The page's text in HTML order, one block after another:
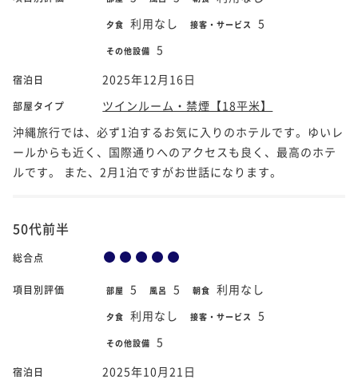
夕食 利用なし 接客・サービス 5
その他設備 5
宿泊日 2025年12月16日
部屋タイプ
ツインルーム・禁煙【18平米】
沖縄旅行では、必ず1泊するお気に入りのホテルです。ゆいレ
ールからも近く、国際通りへのアクセスも良く、最高のホテ
ルです。 また、2月1泊ですがお世話になります。
50代前半
総合点
項目別評価 部屋 5 風呂 5 朝食 利用なし
夕食 利用なし 接客・サービス 5
その他設備 5
宿泊日 2025年10月21日